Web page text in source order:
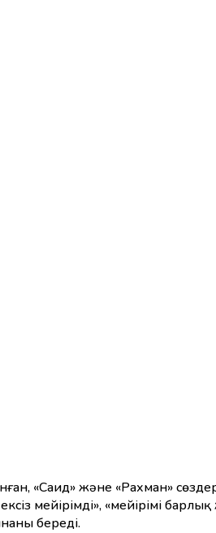
«Саид» және «Рахман»
мейірімді», «мейірімі
береді.